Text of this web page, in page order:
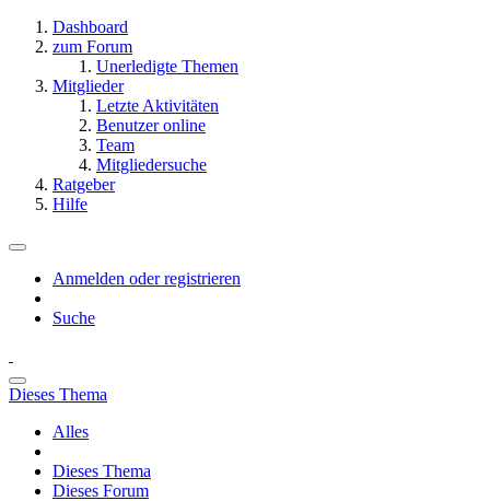
Dashboard
zum Forum
Unerledigte Themen
Mitglieder
Letzte Aktivitäten
Benutzer online
Team
Mitgliedersuche
Ratgeber
Hilfe
Anmelden oder registrieren
Suche
Dieses Thema
Alles
Dieses Thema
Dieses Forum